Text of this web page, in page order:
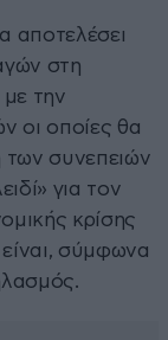
αποτελέσει
στη
την
οι οποίες θα
των συνεπειών
για τον
κρίσης
σύμφωνα